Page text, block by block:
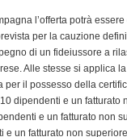
l’offerta potrà
per la cauzione
di un fideiussore a
Alle stesse si applica
il possesso della
dipendenti e un fatturato
e un fatturato non
un fatturato non